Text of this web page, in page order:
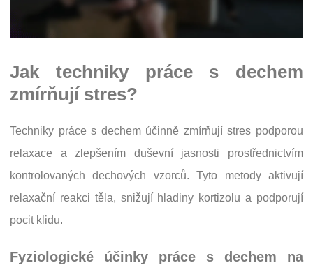
Jak techniky práce s dechem
zmírňují stres?
Techniky práce s dechem účinně zmírňují stres podporou
relaxace a zlepšením duševní jasnosti prostřednictvím
kontrolovaných dechových vzorců. Tyto metody aktivují
relaxační reakci těla, snižují hladiny kortizolu a podporují
pocit klidu.
Fyziologické účinky práce s dechem na